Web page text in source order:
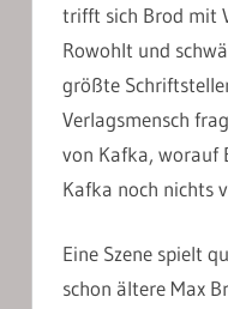
trifft sich Brod mit
Rowohlt und
größte
Verlagsmensch
von Kafka, worauf
Kafka noch nichts
Eine Szene spielt
schon ältere Max